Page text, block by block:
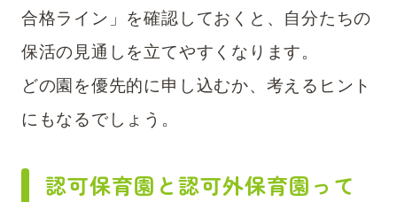
合格ライン」を確認しておくと、自分たちの
保活の見通しを立てやすくなります。
どの園を優先的に申し込むか、考えるヒント
にもなるでしょう。
認可保育園と認可外保育園って